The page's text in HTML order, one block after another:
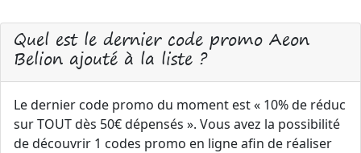
Quel est le dernier code promo Aeon
Belion ajouté à la liste ?
Le dernier code promo du moment est « 10% de réduc
sur TOUT dès 50€ dépensés ». Vous avez la possibilité
de découvrir 1 codes promo en ligne afin de réaliser